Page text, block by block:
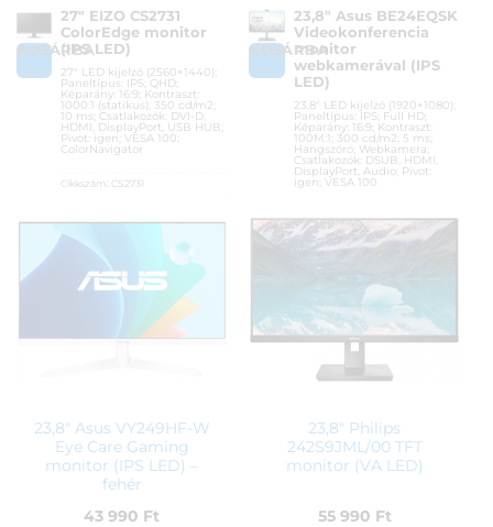
KOSÁRBA
27″ EIZO CS2731
ColorEdge monitor
(IPS LED)
27″ LED kijelző (2560×1440);
Paneltípus: IPS; QHD;
Képarány: 16:9; Kontraszt:
1000:1 (statikus); 350 cd/m2;
10 ms; Csatlakozók: DVI-D,
HDMI, DisplayPort, USB HUB;
Pivot: igen; VESA 100;
ColorNavigator
Cikkszám: CS2731
Gyártó:
60 hónap
ÁFA:27%
KOSÁRBA
23,8″ Asus BE24EQSK
Videokonferencia
monitor
webkamerával (IPS
LED)
23,8″ LED kijelző (1920×1080);
Paneltípus: IPS; Full HD;
Képarány: 16:9; Kontraszt:
100M:1; 300 cd/m2; 5 ms;
Hangszóró; Webkamera;
Csatlakozók: DSUB, HDMI,
DisplayPort, Audio; Pivot:
igen; VESA 100
Cikkszám:BE24EQSK
Kategória: Otthoni és irodai
monitorok
Gyártó:
36 hónap
ÁFA:
27%
Azonosító:41998
82 500Ft
23,8″ Asus VY249HF-W
Eye Care Gaming
monitor (IPS LED) –
fehér
43 990 Ft
23,8″ Philips
242S9JML/00 TFT
monitor (VA LED)
55 990 Ft